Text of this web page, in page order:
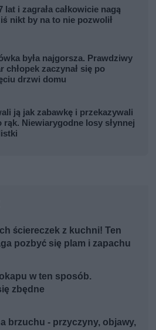
lat i zagrała całkowicie nagą
nikt by na to nie pozwolił
była najgorsza. Prawdziwy
chłopek zaczynał się po
drzwi domu
ją jak zabawkę i przekazywali
rąk. Niewiarygodne losy słynnej
ściereczek z kuchni! Ten
pozbyć się plam i zapachu
w ten sposób.
zbędne
brzuchu - przyczyny, objawy,